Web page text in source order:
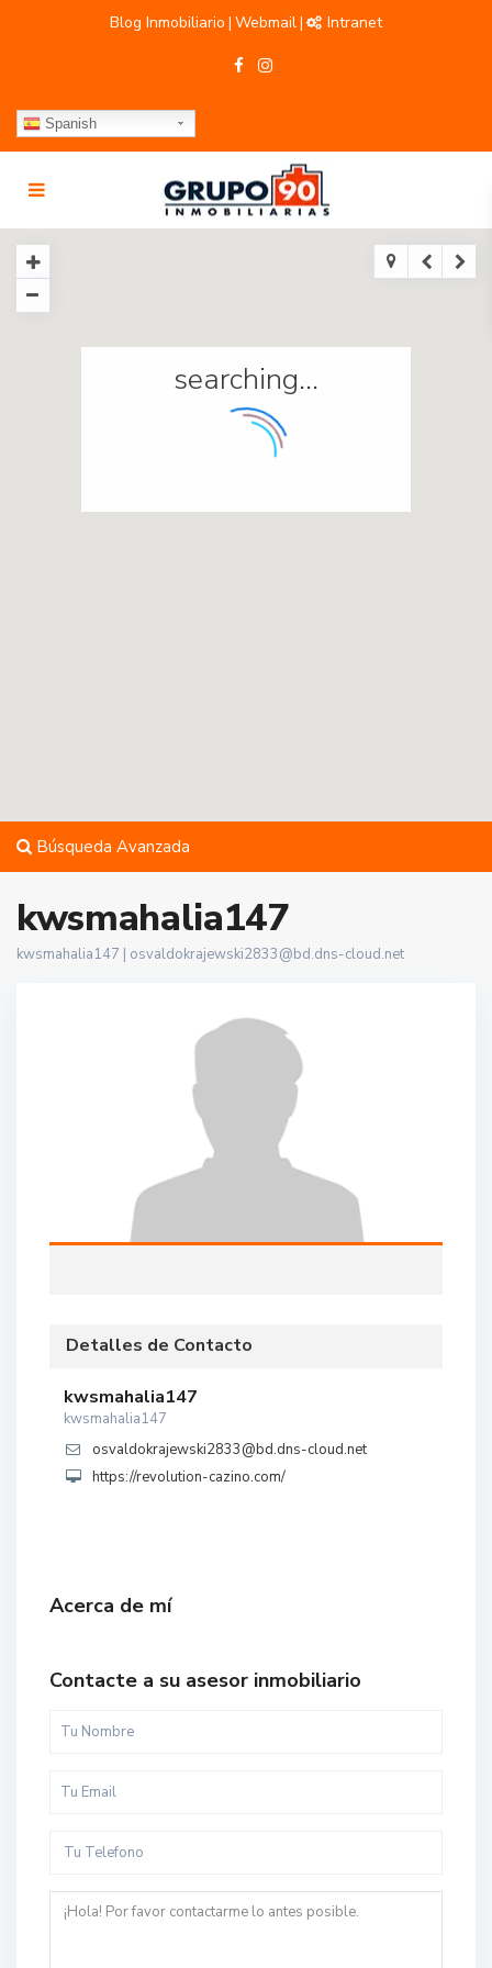
Blog Inmobiliario | Webmail| Intranet
Spanish
searching...
Búsqueda Avanzada
kwsmahalia147
kwsmahalia147 | osvaldokrajewski2833@bd.dns-cloud.net
Detalles de Contacto
kwsmahalia147
kwsmahalia147
osvaldokrajewski2833@bd.dns-cloud.net
https://revolution-cazino.com/
Acerca de mí
Contacte a su asesor inmobiliario